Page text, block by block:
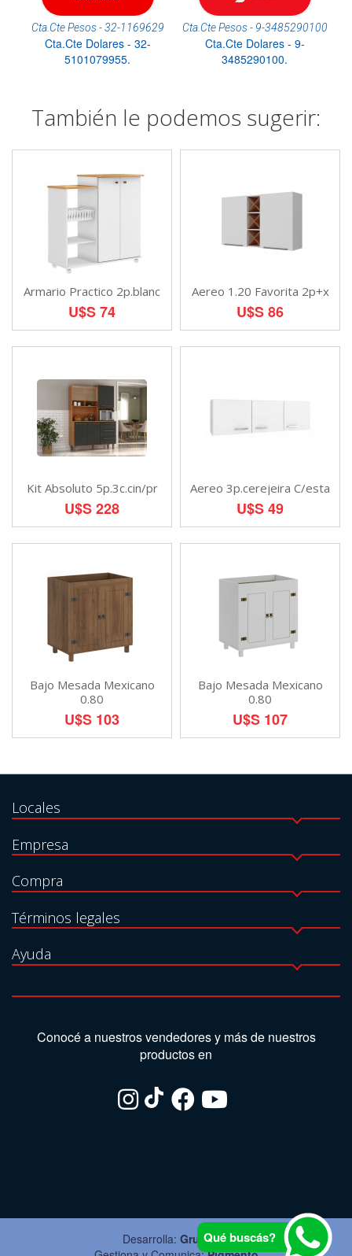
Cta.Cte Pesos - 32-1169629
Cta.Cte Dolares - 32-
5101079955.
Cta.Cte Pesos - 9-3485290100
Cta.Cte Dolares - 9-
3485290100.
También le podemos sugerir:
Armario Practico 2p.blanc
U$S 74
Aereo 1.20 Favorita 2p+x
U$S 86
Kit Absoluto 5p.3c.cin/pr
U$S 228
Aereo 3p.cerejeira C/esta
U$S 49
Bajo Mesada Mexicano
0.80
U$S 103
Bajo Mesada Mexicano
0.80
U$S 107
Locales
Empresa
Compra
Términos legales
Ayuda
Conocé a nuestros vendedores y más de nuestros
productos en
Qué buscás?
Desarrolla: Grupo Ite